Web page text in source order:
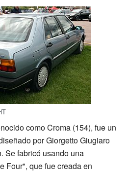
como Croma (154), fue un
por Giorgetto Giugiaro
Se fabricó usando una
Four", que fue creada en